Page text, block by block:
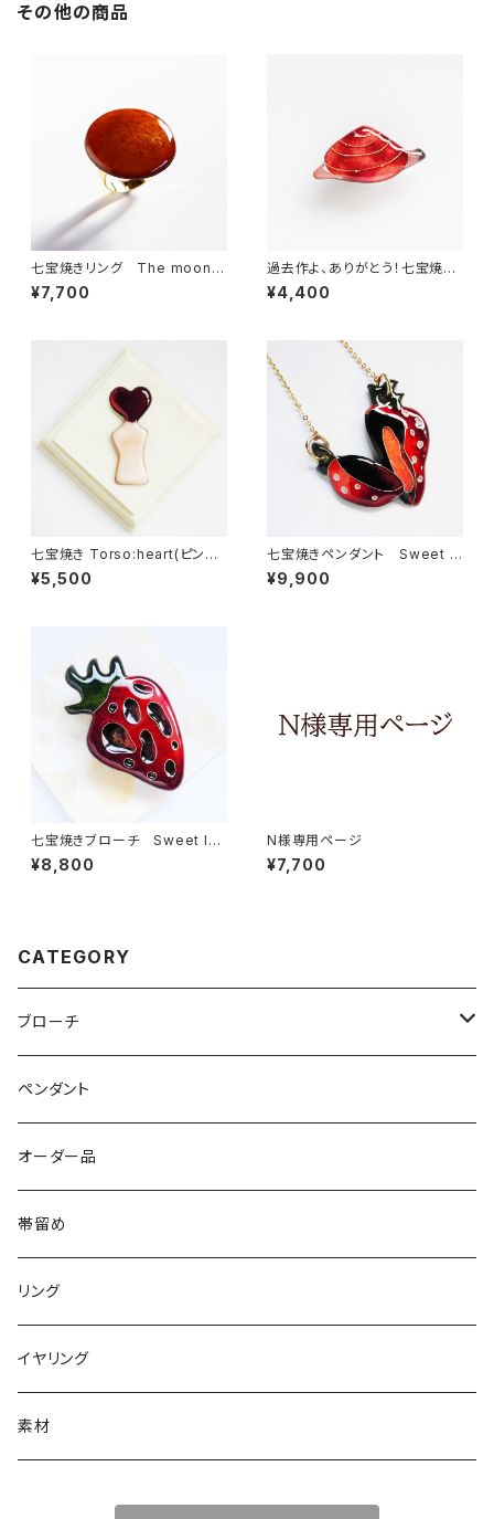
その他の商品
七宝焼きリング The moon i
s mine /supermoon
¥7,700
過去作よ、ありがとう！七宝焼き
ブローチ 夢見るアサリ
¥4,400
七宝焼き Torso:heart(ピンブ
ローチ・帯留め)
¥5,500
七宝焼きペンダント Sweet p
oison
¥9,900
七宝焼きブローチ Sweet lon
eliness
¥8,800
N様専用ページ
¥7,700
CATEGORY
ブローチ
壁に飾れる
ペンダント
オーダー品
帯留め
リング
イヤリング
素材